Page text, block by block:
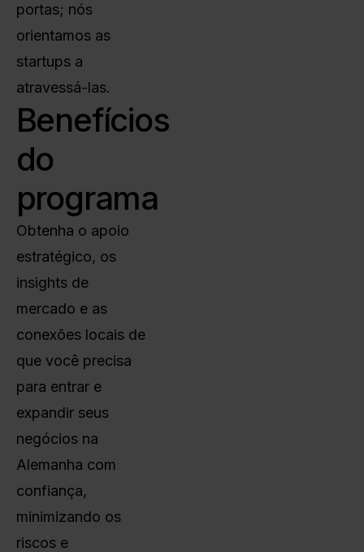
portas; nós
orientamos as
startups a
atravessá-las.
Benefícios
do
programa
Obtenha o apoio
estratégico, os
insights de
mercado e as
conexões locais de
que você precisa
para entrar e
expandir seus
negócios na
Alemanha com
confiança,
minimizando os
riscos e